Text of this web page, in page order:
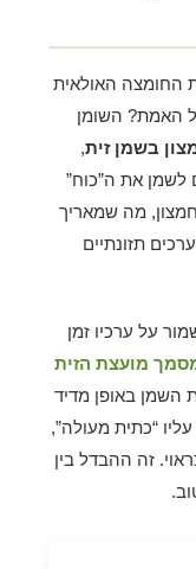
החומצה האולאית
האמת? השומן
בשמן זית,
לשמן את ה”כוח”
מה שמאריך
תזונתיים
על ערכיו זמן
מועצת הזית
השמן באופן מדיד
“כתית מעולה”,
זה ההבדל בין